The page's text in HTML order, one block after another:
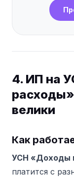
4. ИП на
велики
Как
УСН «Доходы
платится с